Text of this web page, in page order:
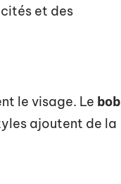
et des
le visage. Le bob
ajoutent de la